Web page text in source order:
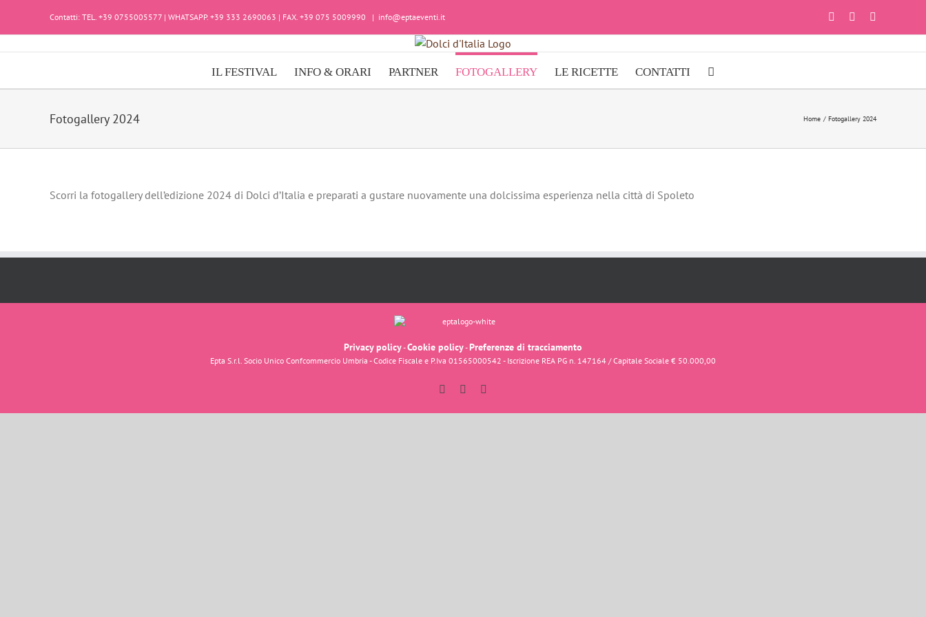
Contatti: TEL. +39 0755005577 | WHATSAPP. +39 333 2690063 | FAX. +39 075 5009990 | info@eptaeventi.it FacebookInstagram
IL FESTIVAL INFO & ORARI PARTNER FOTOGALLERY LE RICETTE CONTATTI
Fotogallery 2024 Home Fotogallery 2024
Scorri la fotogallery dell’edizione 2024 di Dolci d’Italia e preparati a gustare nuovamente una dolcissima esperienza nella città di Spoleto
Privacy policy-Cookie policy-Preferenze di tracciamento
Epta S.r.l. Socio Unico Confcommercio Umbria - Codice Fiscale e P.Iva 01565000542 - Iscrizione REA PG n. 147164 / Capitale Sociale € 50.000,00
FacebookInstagram